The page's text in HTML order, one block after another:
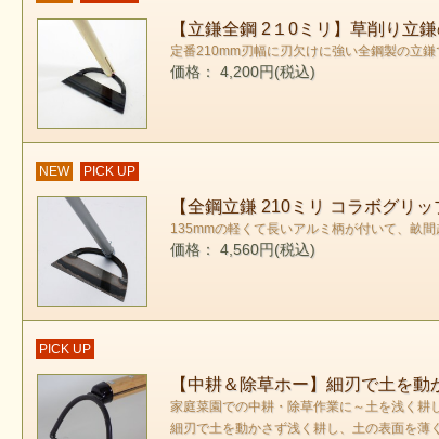
【立鎌全鋼 2１0ミリ】草削り
定番210mm刃幅に刃欠けに強い全鋼製の立
価格： 4,200円(税込)
NEW PICK UP
【全鋼立鎌 210ミリ コラボグリ
135mmの軽くて長いアルミ柄が付いて、畝
価格： 4,560円(税込)
PICK UP
【中耕＆除草ホー】細刃で土を
家庭菜園での中耕・除草作業に～土を浅く耕
細刃で土を動かさず浅く耕し、土の表面を薄